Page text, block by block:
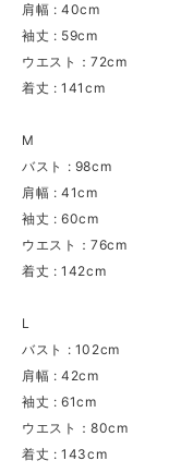
肩幅 : 40cm
袖丈 : 59cm
ウエスト：72cm
着丈 : 141cm
M
バスト : 98cm
肩幅 : 41cm
袖丈 : 60cm
ウエスト：76cm
着丈 : 142cm
L
バスト : 102cm
肩幅 : 42cm
袖丈 : 61cm
ウエスト：80cm
着丈 : 143cm